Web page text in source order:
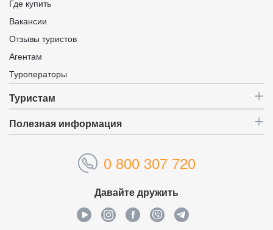
Где купить
Вакансии
Отзывы туристов
Агентам
Туроператоры
Туристам
Полезная информация
0 800 307 720
Давайте дружить